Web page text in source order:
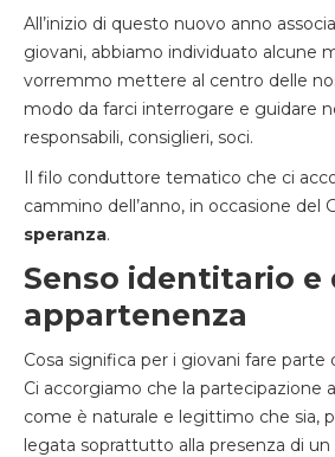
All’inizio di questo nuovo anno
giovani, abbiamo individuato alcune
vorremmo mettere al centro delle
modo da farci interrogare e guidare
responsabili, consiglieri, soci.
Il filo conduttore tematico che ci
cammino dell’anno, in occasione del
speranza.
Senso identitario e
appartenenza
Cosa significa per i giovani fare parte
Ci accorgiamo che la partecipazione
come è naturale e legittimo che sia,
legata soprattutto alla presenza di